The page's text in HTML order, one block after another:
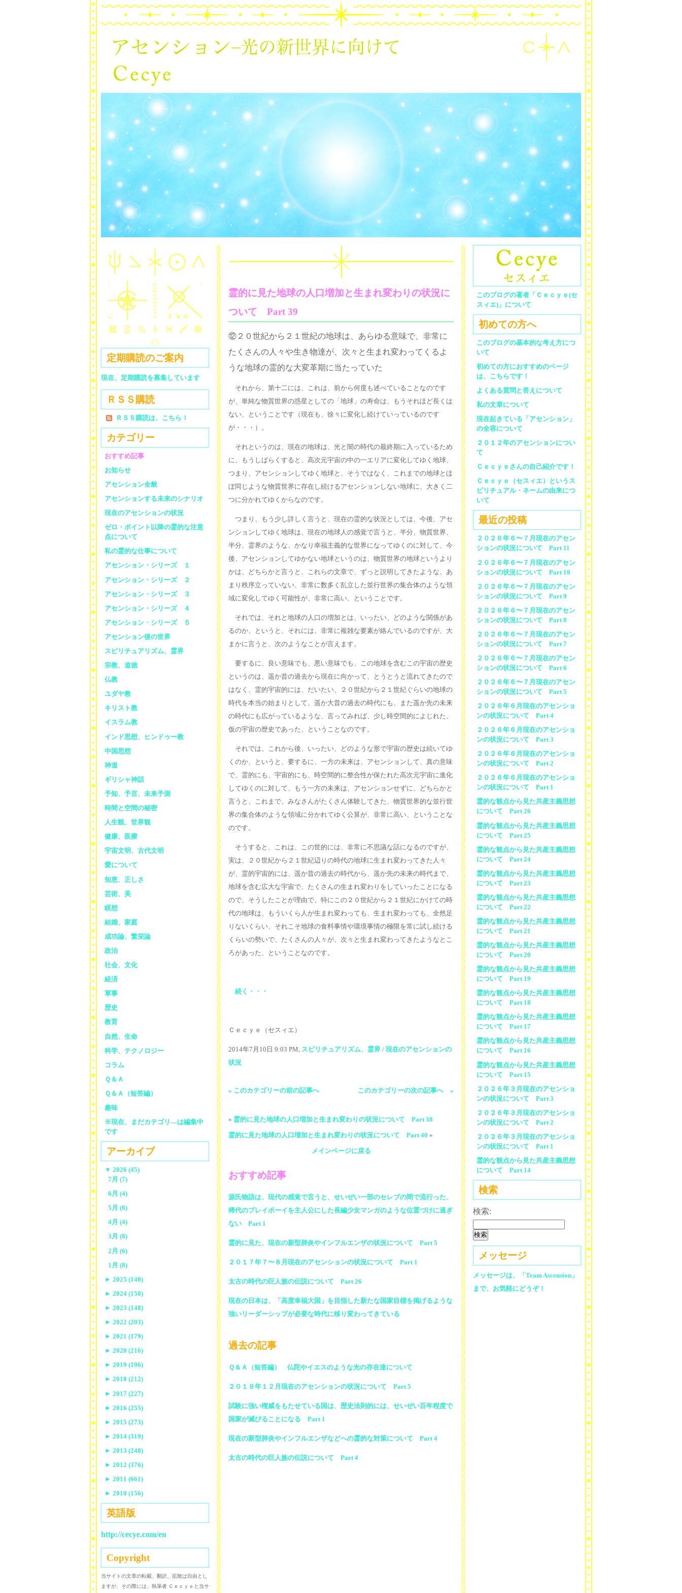
霊的に見た地球の人口増加と生まれ変わりの状況に
ついて Part 39
⑫２０世紀から２１世紀の地球は、あらゆる意味で、非常に
たくさんの人々や生き物達が、次々と生まれ変わってくるよ
うな地球の霊的な大変革期に当たっていた
それから、第十二には、これは、前から何度も述べていることなのです
が、単純な物質世界の惑星としての「地球」の寿命は、もうそれほど長くは
ない、ということです（現在も、徐々に変化し続けていっているのです
が・・・）。
それというのは、現在の地球は、光と闇の時代の最終期に入っているため
に、もうしばらくすると、高次元宇宙の中の一エリアに変化してゆく地球、
つまり、アセンションしてゆく地球と、そうではなく、これまでの地球とほ
ぼ同じような物質世界に存在し続けるアセンションしない地球に、大きく二
つに分かれてゆくからなのです。
つまり、もう少し詳しく言うと、現在の霊的な状況としては、今後、アセ
ンションしてゆく地球は、現在の地球人の感覚で言うと、半分、物質世界、
半分、霊界のような、かなり幸福主義的な世界になってゆくのに対して、今
後、アセンションしてゆかない地球というのは、物質世界の地球というより
かは、どちらかと言うと、これらの文章で、ずっと説明してきたような、あ
まり秩序立っていない、非常に数多く乱立した並行世界の集合体のような領
域に変化してゆく可能性が、非常に高い、ということです。
それでは、それと地球の人口の増加とは、いったい、どのような関係があ
るのか、というと、それには、非常に複雑な要素が絡んでいるのですが、大
まかに言うと、次のようなことが言えます。
要するに、良い意味でも、悪い意味でも、この地球を含むこの宇宙の歴史
というのは、遥か昔の過去から現在に向かって、とうとうと流れてきたので
はなく、霊的宇宙的には、だいたい、２０世紀から２１世紀ぐらいの地球の
時代を本当の始まりとして、遥か大昔の過去の時代にも、また遥か先の未来
の時代にも広がっているような、言ってみれば、少し時空間的によじれた、
仮の宇宙の歴史であった、ということなのです。
それでは、これから後、いったい、どのような形で宇宙の歴史は続いてゆ
くのか、というと、要するに、一方の未来は、アセンションして、真の意味
で、霊的にも、宇宙的にも、時空間的に整合性が保たれた高次元宇宙に進化
してゆくのに対して、もう一方の未来は、アセンションせずに、どちらかと
言うと、これまで、みなさんがたくさん体験してきた、物質世界的な並行世
界の集合体のような領域に分かれてゆく公算が、非常に高い、ということな
のです。
そうすると、これは、この世的には、非常に不思議な話になるのですが、
実は、２０世紀から２１世紀辺りの時代の地球に生まれ変わってきた人々
が、霊的宇宙的には、遥か昔の過去の時代から、遥か先の未来の時代まで、
地球を含む広大な宇宙で、たくさんの生まれ変わりをしていったことになる
ので、そうしたことが理由で、特にこの２０世紀から２１世紀にかけての時
代の地球は、もういくら人が生まれ変わっても、生まれ変わっても、全然足
りないくらい、それこそ地球の食料事情や環境事情の極限を常に試し続ける
くらいの勢いで、たくさんの人々が、次々と生まれ変わってきたようなとこ
ろがあった、ということなのです。
続く・・・
Ｃｅｃｙｅ（セスィエ）
2014年7月10日 9:03 PM, スピリチュアリズム、霊界 / 現在のアセンションの
状況
« このカテゴリーの前の記事へ このカテゴリーの次の記事へ »
« 霊的に見た地球の人口増加と生まれ変わりの状況について Part 38
霊的に見た地球の人口増加と生まれ変わりの状況について Part 40 »
メインページに戻る
おすすめ記事
源氏物語は、現代の感覚で言うと、せいぜい一部のセレブの間で流行った、
稀代のプレイボーイを主人公にした長編少女マンガのような位置づけに過ぎ
ない Part 1
霊的に見た、現在の新型肺炎やインフルエンザの状況について Part 5
２０１７年７〜８月現在のアセンションの状況について Part 1
太古の時代の巨人族の伝説について Part 26
現在の日本は、「高度幸福大国」を目指した新たな国家目標を掲げるような
強いリーダーシップが必要な時代に移り変わってきている
過去の記事
Ｑ＆Ａ（短答編） 仏陀やイエスのような光の存在達について
２０１９年１２月現在のアセンションの状況について Part 5
試験に強い権威をもたせている国は、歴史法則的には、せいぜい百年程度で
国家が滅びることになる Part 1
現在の新型肺炎やインフルエンザなどへの霊的な対策について Part 4
太古の時代の巨人族の伝説について Part 4
このブログの著者「Ｃｅｃｙｅ(セ
スィエ)」について
初めての方へ
このブログの基本的な考え方につ
いて
初めての方におすすめのページ
は、こちらです！
よくある質問と答えについて
私の文章について
現在起きている「アセンション」
の全容について
２０１２年のアセンションについ
て
Ｃｅｃｙｅさんの自己紹介です！
Ｃｅｃｙｅ（セスィエ）というス
ピリチュアル・ネームの由来につ
いて
最近の投稿
２０２６年６〜７月現在のアセン
ションの状況について Part 11
２０２６年６〜７月現在のアセン
ションの状況について Part 10
２０２６年６〜７月現在のアセン
ションの状況について Part 9
２０２６年６〜７月現在のアセン
ションの状況について Part 8
２０２６年６〜７月現在のアセン
ションの状況について Part 7
２０２６年６〜７月現在のアセン
ションの状況について Part 6
２０２６年６〜７月現在のアセン
ションの状況について Part 5
２０２６年６月現在のアセンショ
ンの状況について Part 4
２０２６年６月現在のアセンショ
ンの状況について Part 3
２０２６年６月現在のアセンショ
ンの状況について Part 2
２０２６年６月現在のアセンショ
ンの状況について Part 1
霊的な観点から見た共産主義思想
について Part 26
霊的な観点から見た共産主義思想
について Part 25
霊的な観点から見た共産主義思想
について Part 24
霊的な観点から見た共産主義思想
について Part 23
霊的な観点から見た共産主義思想
について Part 22
霊的な観点から見た共産主義思想
について Part 21
霊的な観点から見た共産主義思想
について Part 20
霊的な観点から見た共産主義思想
について Part 19
霊的な観点から見た共産主義思想
について Part 18
霊的な観点から見た共産主義思想
について Part 17
霊的な観点から見た共産主義思想
について Part 16
霊的な観点から見た共産主義思想
について Part 15
２０２６年３月現在のアセンショ
ンの状況について Part 3
２０２６年３月現在のアセンショ
ンの状況について Part 2
２０２６年３月現在のアセンショ
ンの状況について Part 1
霊的な観点から見た共産主義思想
について Part 14
検索
検索:
メッセージ
メッセージは、「Team Ascension」
まで、お気軽にどうぞ！
定期購読のご案内
現在、定期購読を募集しています
ＲＳＳ購読
ＲＳＳ購読は、こちら！
カテゴリー
おすすめ記事
お知らせ
アセンション全般
アセンションする未来のシナリオ
現在のアセンションの状況
ゼロ・ポイント以降の霊的な注意
点について
私の霊的な仕事について
アセンション・シリーズ １
アセンション・シリーズ ２
アセンション・シリーズ ３
アセンション・シリーズ ４
アセンション・シリーズ ５
アセンション後の世界
スピリチュアリズム、霊界
宗教、道徳
仏教
ユダヤ教
キリスト教
イスラム教
インド思想、ヒンドゥー教
中国思想
神道
ギリシャ神話
予知、予言、未来予測
時間と空間の秘密
人生観、世界観
健康、医療
宇宙文明、古代文明
愛について
知恵、正しさ
芸術、美
瞑想
結婚、家庭
成功論、繁栄論
政治
社会、文化
経済
軍事
歴史
教育
自然、生命
科学、テクノロジー
コラム
Ｑ＆Ａ
Ｑ＆Ａ（短答編）
趣味
※現在、まだカテゴリ—は編集中
です
アーカイブ
▼ 2026 (45)
7月 (7)
6月 (4)
5月 (8)
4月 (4)
3月 (8)
2月 (6)
1月 (8)
► 2025 (140)
► 2024 (150)
► 2023 (148)
► 2022 (203)
► 2021 (179)
► 2020 (216)
► 2019 (196)
► 2018 (212)
► 2017 (227)
► 2016 (255)
► 2015 (273)
► 2014 (319)
► 2013 (248)
► 2012 (376)
► 2011 (661)
► 2010 (156)
英語版
http://cecye.com/en
Copyright
当サイトの文章の転載、翻訳、拡散は自由とし
ますが、その際には、執筆者 Ｃｅｃｙｅと当サ